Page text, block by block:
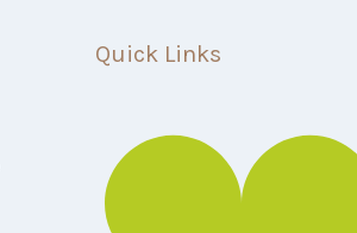
Quick Links